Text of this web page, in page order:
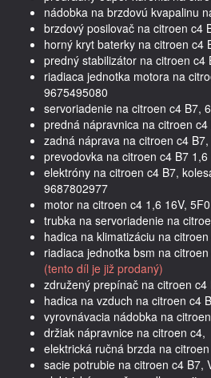
nádobka na brzdovú kvapalinu
brzdový posilovač na citroen c4
horný kryt baterky na citroen c4
predný stabilizátor na citroen c4
riadiaca jednotka motora na
9675495080
servoriadenie na citroen c4 B7,
predná nápravnica na citroen c4
zadná náprava na citroen c4
prevodovka na citroen c4 B7 1,6
elektróny na citroen c4 B7,
9687802977
motor na citroen c4 1,6 16V,
trubka na servoriadenie na
hadica na klimatizáciu na
riadiaca jednotka bsm na
(tento díl je již prodaný)
združený prepínač na citroen c4
hadica na vzduch na citroen c4
vyrovnávacia nádobka na
držiak nápravnice na citroen c4,
elektrická ručná brzda na
sacie potrubie na citroen c4 B7,